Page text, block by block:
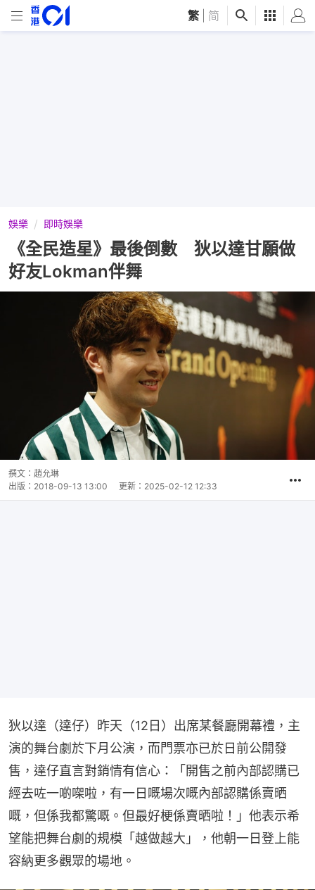
繁 简
娛樂 即時娛樂
《全民造星》最後倒數 狄以達甘願做
好友Lokman伴舞
撰文： 趙允琳
出版： 2018-09-13 13:00 更新： 2025-02-12 12:33
狄以達（達仔）昨天（12日）出席某餐廳開幕禮，主
演的舞台劇於下月公演，而門票亦已於日前公開發
售，達仔直言對銷情有信心：「開售之前內部認購已
經去咗一啲㗎啦，有一日嘅場次嘅內部認購係賣晒
嘅，但係我都驚嘅。但最好梗係賣晒啦！」他表示希
望能把舞台劇的規模「越做越大」，他朝一日登上能
容納更多觀眾的場地。